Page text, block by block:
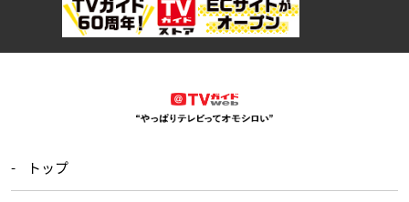
トップ